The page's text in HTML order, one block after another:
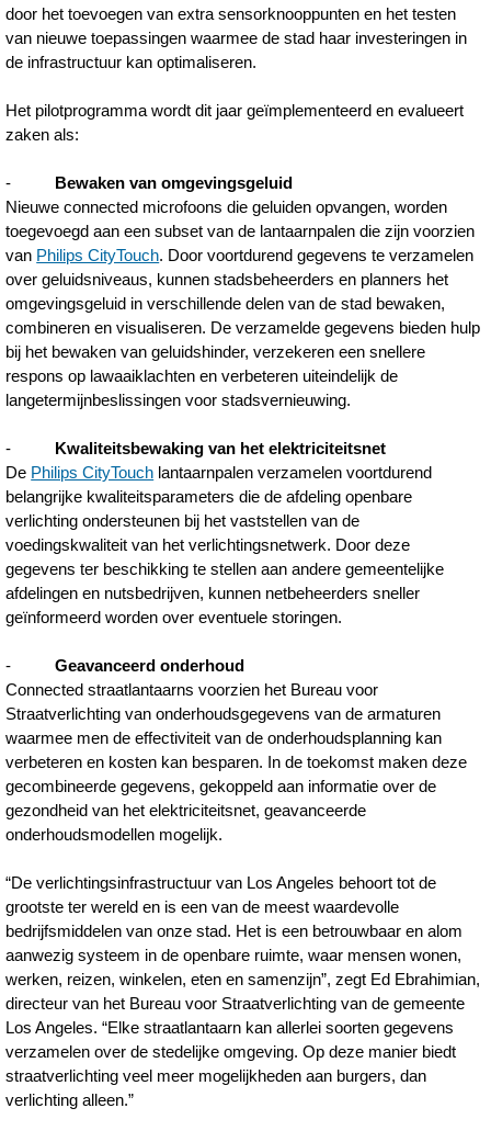
door het toevoegen van extra sensorknooppunten en het testen
van nieuwe toepassingen waarmee de stad haar investeringen in
de infrastructuur kan optimaliseren.
Het pilotprogramma wordt dit jaar geïmplementeerd en evalueert
zaken als:
- Bewaken van omgevingsgeluid
Nieuwe connected microfoons die geluiden opvangen, worden
toegevoegd aan een subset van de lantaarnpalen die zijn voorzien
van Philips CityTouch. Door voortdurend gegevens te verzamelen
over geluidsniveaus, kunnen stadsbeheerders en planners het
omgevingsgeluid in verschillende delen van de stad bewaken,
combineren en visualiseren. De verzamelde gegevens bieden hulp
bij het bewaken van geluidshinder, verzekeren een snellere
respons op lawaaiklachten en verbeteren uiteindelijk de
langetermijnbeslissingen voor stadsvernieuwing.
- Kwaliteitsbewaking van het elektriciteitsnet
De Philips CityTouch lantaarnpalen verzamelen voortdurend
belangrijke kwaliteitsparameters die de afdeling openbare
verlichting ondersteunen bij het vaststellen van de
voedingskwaliteit van het verlichtingsnetwerk. Door deze
gegevens ter beschikking te stellen aan andere gemeentelijke
afdelingen en nutsbedrijven, kunnen netbeheerders sneller
geïnformeerd worden over eventuele storingen.
-Geavanceerd onderhoud
Connected straatlantaarns voorzien het Bureau voor
Straatverlichting van onderhoudsgegevens van de armaturen
waarmee men de effectiviteit van de onderhoudsplanning kan
verbeteren en kosten kan besparen. In de toekomst maken deze
gecombineerde gegevens, gekoppeld aan informatie over de
gezondheid van het elektriciteitsnet, geavanceerde
onderhoudsmodellen mogelijk.
“De verlichtingsinfrastructuur van Los Angeles behoort tot de
grootste ter wereld en is een van de meest waardevolle
bedrijfsmiddelen van onze stad. Het is een betrouwbaar en alom
aanwezig systeem in de openbare ruimte, waar mensen wonen,
werken, reizen, winkelen, eten en samenzijn”, zegt Ed Ebrahimian,
directeur van het Bureau voor Straatverlichting van de gemeente
Los Angeles. “Elke straatlantaarn kan allerlei soorten gegevens
verzamelen over de stedelijke omgeving. Op deze manier biedt
straatverlichting veel meer mogelijkheden aan burgers, dan
verlichting alleen.”